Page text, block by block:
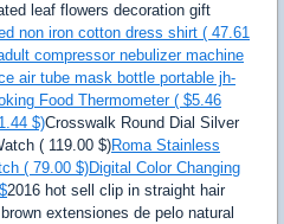
leaf flowers decoration gift
non iron cotton dress shirt ( 47.61
compressor nebulizer machine
air tube mask bottle portable jh-
Food Thermometer ( $5.46
$)Crosswalk Round Dial Silver
( 119.00 $)Roma Stainless
( 79.00 $)Digital Color Changing
2016 hot sell clip in straight hair
extensiones de pelo natural